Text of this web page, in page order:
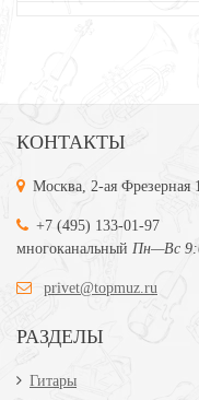
КОНТАКТЫ
Москва, 2-ая Фрезерная
+7 (495) 133-01-97
многоканальный Пн—Вс
privet@topmuz.ru
РАЗДЕЛЫ
Гитары